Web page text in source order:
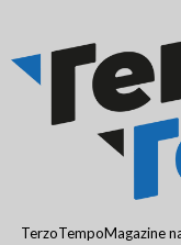
TerzoTempoMagazine